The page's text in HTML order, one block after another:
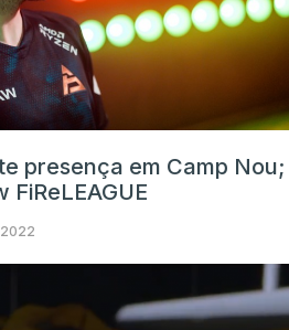
presença em Camp Nou;
FiReLEAGUE